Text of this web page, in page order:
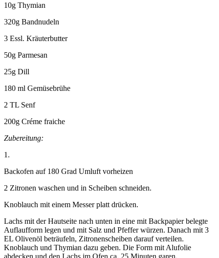
10g Thymian
320g Bandnudeln
3 Essl. Kräuterbutter
50g Parmesan
25g Dill
180 ml Gemüsebrühe
2 TL Senf
200g Créme fraiche
Zubereitung:
1.
Backofen auf 180 Grad Umluft vorheizen
2 Zitronen waschen und in Scheiben schneiden.
Knoblauch mit einem Messer platt drücken.
Lachs mit der Hautseite nach unten in eine mit Backpapier belegte
Auflaufform legen und mit Salz und Pfeffer würzen. Danach mit 3
EL Olivenöl beträufeln, Zitronenscheiben darauf verteilen.
Knoblauch und Thymian dazu geben. Die Form mit Alufolie
abdecken und den Lachs im Ofen ca. 25 Minuten garen.